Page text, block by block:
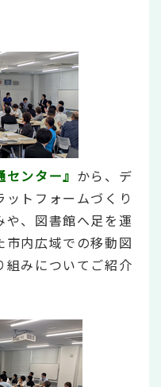
ンター』 から、デ
トフォームづくり
や、図書館へ足を運
内広域での移動図
組みについてご紹介